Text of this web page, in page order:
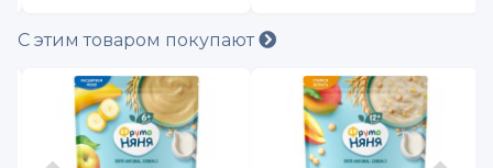
С этим товаром покупают